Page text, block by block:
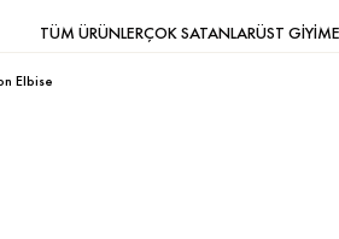
TÜM ÜRÜNLERÇOK SATANLARÜST GİYİM
Elbise